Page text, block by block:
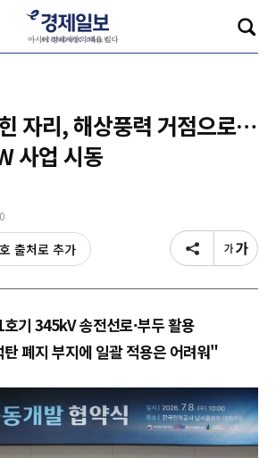
자리, 해상풍력 거점으로…
사업 시동
출처로 추가
기 345kV 송전선로·부두 활용
폐지 부지에 일괄 적용은 어려워"